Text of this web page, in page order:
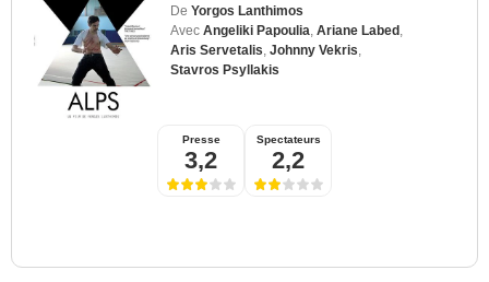
De Yorgos Lanthimos
Avec Angeliki Papoulia Ariane Labed
Aris Servetalis Johnny Vekris
Stavros Psyllakis
Presse
3,2
Spectateurs
2,2